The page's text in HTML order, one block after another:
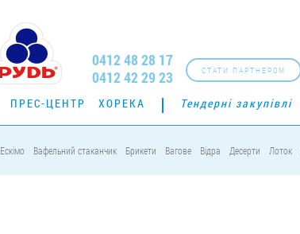
СТАТИ ПАРТНЕРОМ
0412 48 28 17
0412 42 29 23
ПРЕС-ЦЕНТР ХОРЕКА Тендерні закупівлі
Ескімо Вафельний стаканчик Брикети Вагове Відра Десерти Лоток